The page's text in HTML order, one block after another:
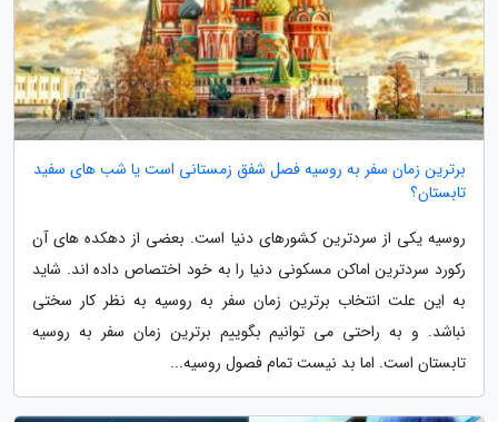
برترین زمان سفر به روسیه فصل شفق زمستانی است یا شب های سفید
تابستان؟
روسیه یکی از سردترین کشورهای دنیا است. بعضی از دهکده های آن
رکورد سردترین اماکن مسکونی دنیا را به خود اختصاص داده اند. شاید
به این علت انتخاب برترین زمان سفر به روسیه به نظر کار سختی
نباشد. و به راحتی می توانیم بگوییم برترین زمان سفر به روسیه
تابستان است. اما بد نیست تمام فصول روسیه...